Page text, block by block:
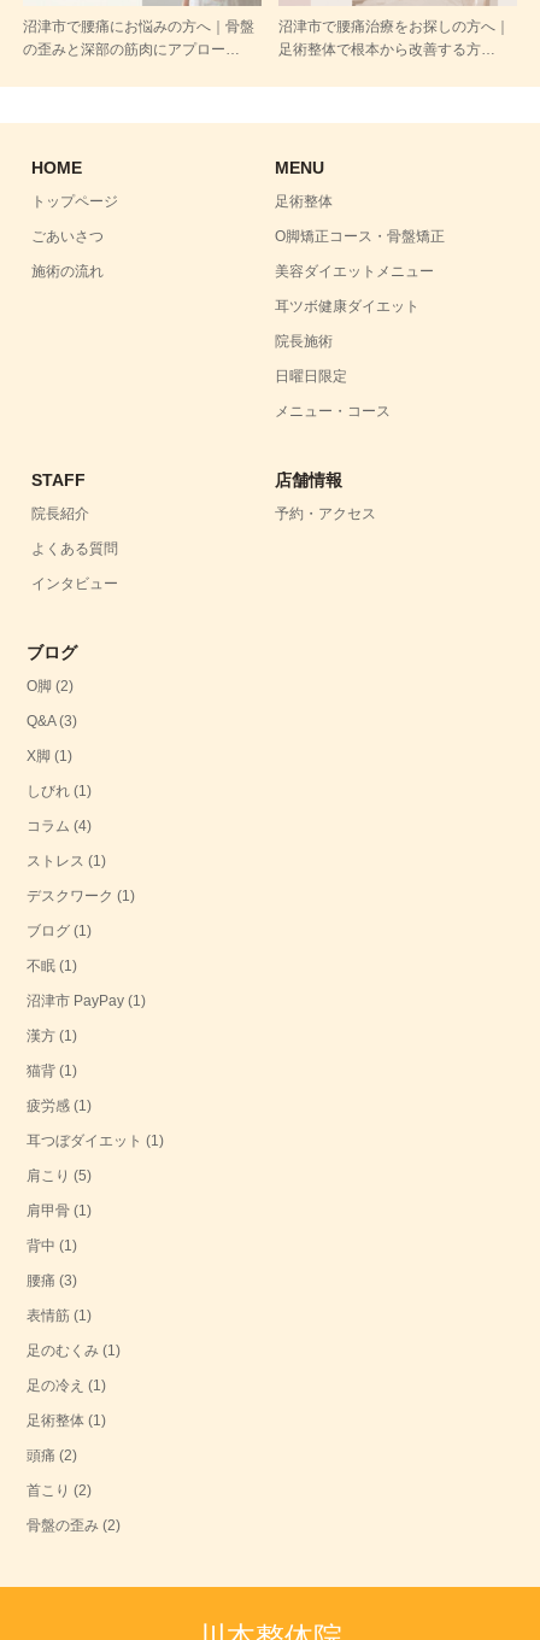
沼津市で腰痛にお悩みの方へ｜骨盤
の歪みと深部の筋肉にアプロー…
沼津市で腰痛治療をお探しの方へ｜
足術整体で根本から改善する方…
HOME
トップページ
ごあいさつ
施術の流れ
MENU
足術整体
O脚矯正コース・骨盤矯正
美容ダイエットメニュー
耳ツボ健康ダイエット
院長施術
日曜日限定
メニュー・コース
STAFF
院長紹介
よくある質問
インタビュー
店舗情報
予約・アクセス
ブログ
O脚 (2)
Q&A(3)
X脚 (1)
しびれ (1)
コラム (4)
ストレス (1)
デスクワーク (1)
ブログ (1)
不眠 (1)
沼津市 PayPay (1)
漢方 (1)
猫背 (1)
疲労感 (1)
耳つぼダイエット (1)
肩こり (5)
肩甲骨 (1)
背中 (1)
腰痛 (3)
表情筋 (1)
足のむくみ (1)
足の冷え (1)
足術整体 (1)
頭痛 (2)
首こり (2)
骨盤の歪み (2)